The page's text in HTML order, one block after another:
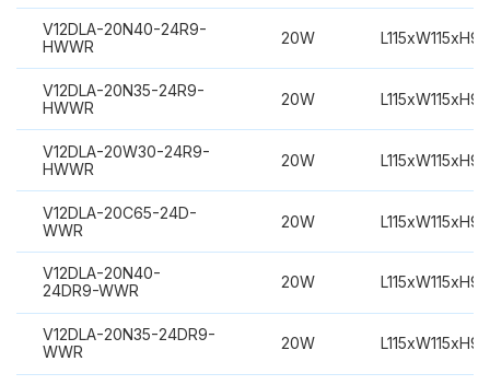
V12DLA-20N40-24R9-
HWWR
20W
V12DLA-20N35-24R9-
HWWR
20W
V12DLA-20W30-24R9-
HWWR
20W
V12DLA-20C65-24D-
WWR
20W
V12DLA-20N40-
24DR9-WWR
20W
V12DLA-20N35-24DR9-
WWR
20W